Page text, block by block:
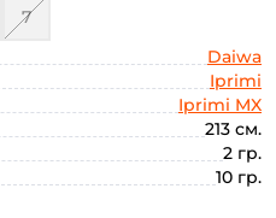
7
Daiwa
Iprimi
Iprimi MX
213 см.
2 гр.
10 гр.